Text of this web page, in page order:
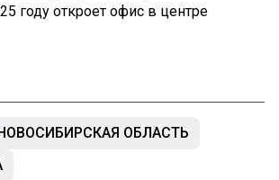
году откроет офис в центре
ОБЛАСТЬ